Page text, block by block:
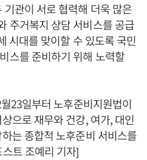
관이 서로 협력해 더욱 많은
주거복지 상담 서비스를 공급
시대를 맞이할 수 있도록 국민
스를 준비하기 위해 노력할
23일부터 노후준비지원법이
으로 재무와 건강, 여가, 대인
는 종합적 노후준비 서비스를
트 조예리 기자]